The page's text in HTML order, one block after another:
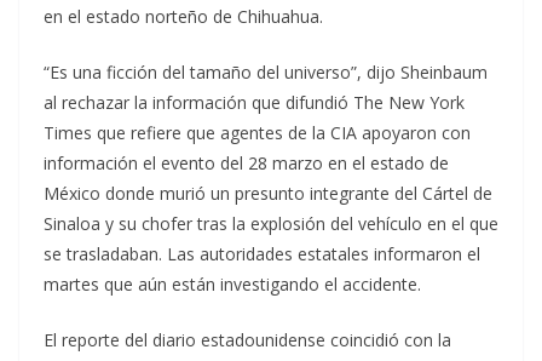
en el estado norteño de Chihuahua.
“Es una ficción del tamaño del universo”, dijo Sheinbaum
al rechazar la información que difundió The New York
Times que refiere que agentes de la CIA apoyaron con
información el evento del 28 marzo en el estado de
México donde murió un presunto integrante del Cártel de
Sinaloa y su chofer tras la explosión del vehículo en el que
se trasladaban. Las autoridades estatales informaron el
martes que aún están investigando el accidente.
El reporte del diario estadounidense coincidió con la